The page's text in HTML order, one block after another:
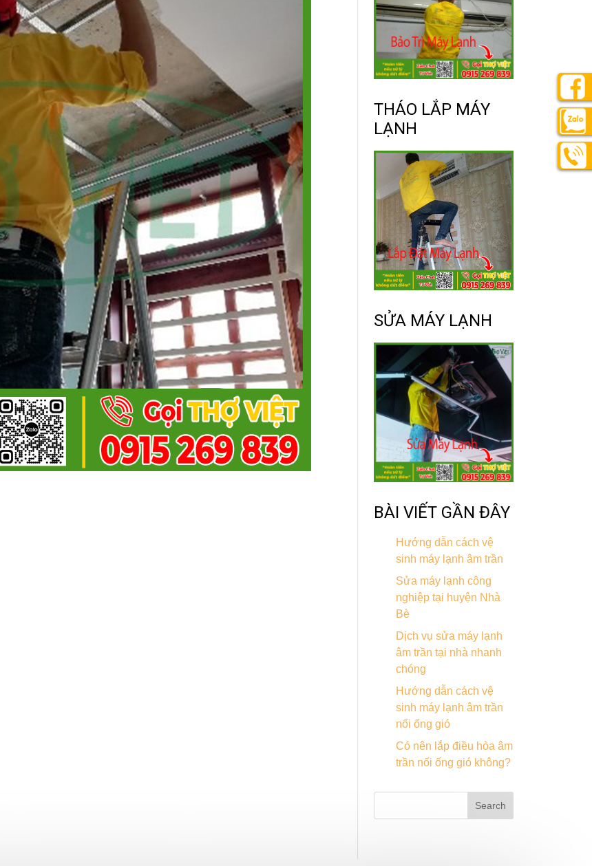
THÁO LẮP MÁY
LẠNH
SỬA MÁY LẠNH
BÀI VIẾT GẦN ĐÂY
Hướng dẫn cách vệ
sinh máy lạnh âm trần
Sửa máy lạnh công
nghiệp tại huyện Nhà
Bè
Dịch vụ sửa máy lạnh
âm trần tại nhà nhanh
chóng
Hướng dẫn cách vệ
sinh máy lạnh âm trần
nối ống gió
Có nên lắp điều hòa âm
trần nối ống gió không?